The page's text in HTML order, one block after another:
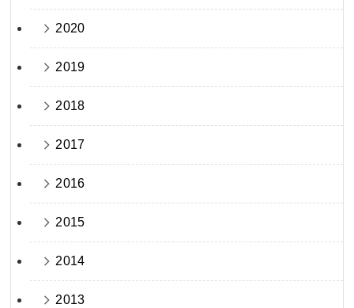
2020
2019
2018
2017
2016
2015
2014
2013